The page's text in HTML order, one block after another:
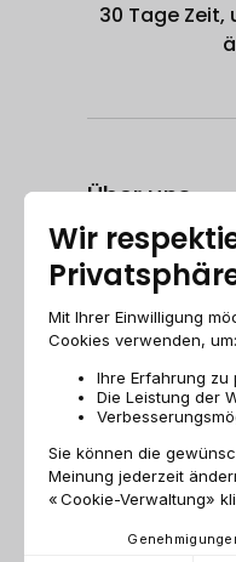
30 Tage Zeit,
Über uns
Der Refurbished-
Wer ist
Wie bereitet
Ihre Geräte wieder
Recommerce
Jobs